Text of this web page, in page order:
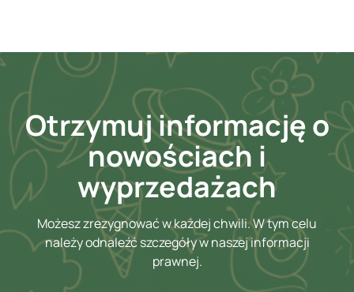
Otrzymuj informację o
nowościach i
wyprzedażach
Możesz zrezygnować w każdej chwili. W tym celu
należy odnaleźć szczegóły w naszej informacji
prawnej.